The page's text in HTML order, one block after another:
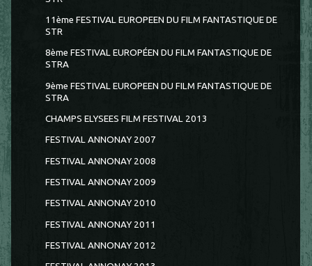
11ème FESTIVAL EUROPEEN DU FILM FANTASTIQUE DE
STR
8ème FESTIVAL EUROPÉEN DU FILM FANTASTIQUE DE
STRA
9ème FESTIVAL EUROPEEN DU FILM FANTASTIQUE DE
STRA
CHAMPS ELYSEES FILM FESTIVAL 2013
FESTIVAL ANNONAY 2007
FESTIVAL ANNONAY 2008
FESTIVAL ANNONAY 2009
FESTIVAL ANNONAY 2010
FESTIVAL ANNONAY 2011
FESTIVAL ANNONAY 2012